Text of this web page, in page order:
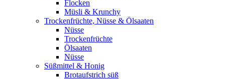
Flocken
Müsli & Krunchy
Trockenfrüchte, Nüsse & Ölsaaten
Nüsse
Trockenfrüchte
Ölsaaten
Nüsse
Süßmittel & Honig
Brotaufstrich süß